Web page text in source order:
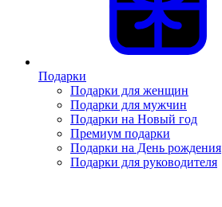
Подарки
Подарки для женщин
Подарки для мужчин
Подарки на Новый год
Премиум подарки
Подарки на День рождения
Подарки для руководителя